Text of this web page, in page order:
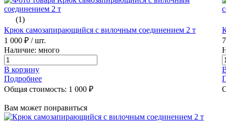
(1)
Крюк самозапирающийся с вилочным соединением 2 т
1 000 ₽ / шт.
Наличие: много
В корзину
Подробнее
Общая стоимость: 1 000 ₽
Вам может понравиться